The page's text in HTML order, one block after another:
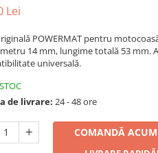
Lei
POWERMAT pentru
14 mm, lungime totală 53 mm.
universală.
de livrare: 24 - 48 ore
COMANDĂ ACUM